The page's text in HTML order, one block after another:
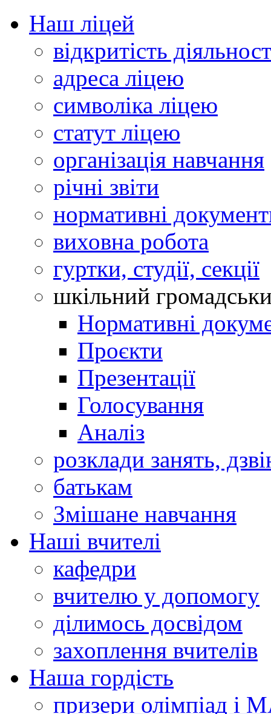
Наш ліцей
відкритість
адреса ліцею
символіка ліцею
статут ліцею
організація навчання
річні звіти
нормативні
виховна робота
гуртки, студії, секції
шкільний
Нормативні
Проєкти
Презентації
Голосування
Аналіз
розклади занять,
батькам
Змішане навчання
Наші вчителі
кафедри
вчителю у допомогу
ділимось досвідом
захоплення вчителів
Наша гордість
призери олімпіад і